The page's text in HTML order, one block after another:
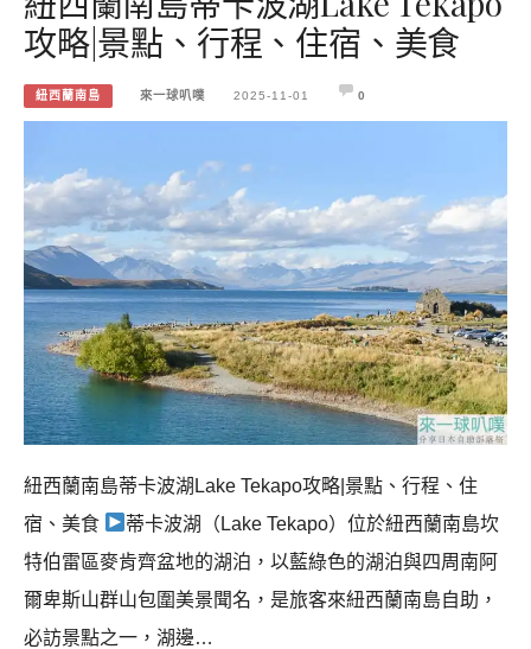
攻略|景點、行程、住宿、美食
紐西蘭南島 來一球叭噗 2025-11-01 0
紐西蘭南島蒂卡波湖Lake Tekapo攻略|景點、行程、住
宿、美食
蒂卡波湖（Lake Tekapo）位於紐西蘭南島坎
特伯雷區麥肯齊盆地的湖泊，以藍綠色的湖泊與四周南阿
爾卑斯山群山包圍美景聞名，是旅客來紐西蘭南島自助，
必訪景點之一，湖邊…